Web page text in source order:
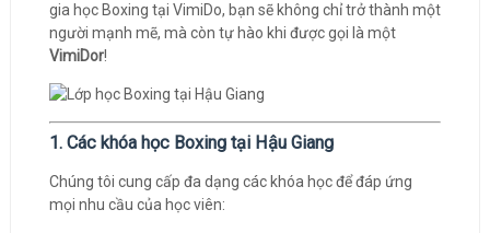
gia học Boxing tại VimiDo, bạn sẽ không chỉ trở thành một
người mạnh mẽ, mà còn tự hào khi được gọi là một
VimiDor!
1. Các khóa học Boxing tại Hậu Giang
Chúng tôi cung cấp đa dạng các khóa học để đáp ứng
mọi nhu cầu của học viên: